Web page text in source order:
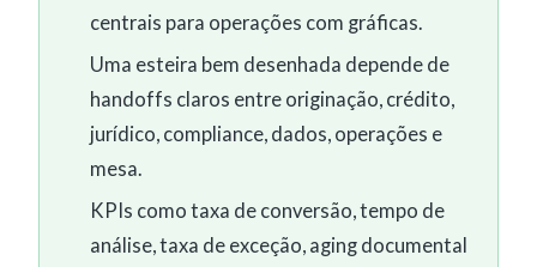
centrais para operações com gráficas.
Uma esteira bem desenhada depende de
handoffs claros entre originação, crédito,
jurídico, compliance, dados, operações e
mesa.
KPIs como taxa de conversão, tempo de
análise, taxa de exceção, aging documental